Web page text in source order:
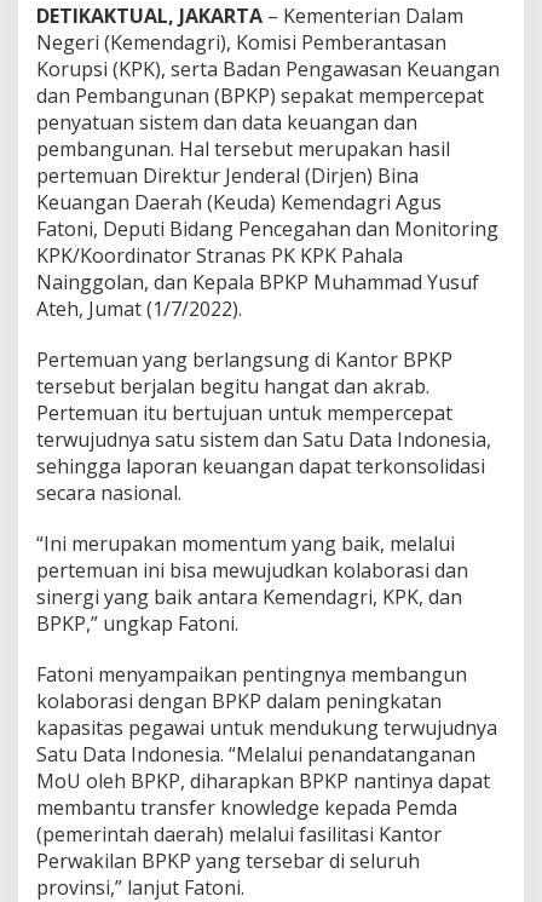
a
k
a
t
P
e
c
e
p
a
t
S
a
t
k
a
n
S
i
s
m
s
e
r
t
D
a
a
P
e
m
b
a
n
g
DETIKAKTUAL, JAKARTA – Kementerian Dalam
Negeri (Kemendagri), Komisi Pemberantasan
Korupsi (KPK), serta Badan Pengawasan Keuangan
dan Pembangunan (BPKP) sepakat mempercepat
penyatuan sistem dan data keuangan dan
pembangunan. Hal tersebut merupakan hasil
pertemuan Direktur Jenderal (Dirjen) Bina
Keuangan Daerah (Keuda) Kemendagri Agus
Fatoni, Deputi Bidang Pencegahan dan Monitoring
KPK/Koordinator Stranas PK KPK Pahala
Nainggolan, dan Kepala BPKP Muhammad Yusuf
Ateh, Jumat (1/7/2022).
Pertemuan yang berlangsung di Kantor BPKP
tersebut berjalan begitu hangat dan akrab.
Pertemuan itu bertujuan untuk mempercepat
terwujudnya satu sistem dan Satu Data Indonesia,
sehingga laporan keuangan dapat terkonsolidasi
secara nasional.
“Ini merupakan momentum yang baik, melalui
pertemuan ini bisa mewujudkan kolaborasi dan
sinergi yang baik antara Kemendagri, KPK, dan
BPKP,” ungkap Fatoni.
Fatoni menyampaikan pentingnya membangun
kolaborasi dengan BPKP dalam peningkatan
kapasitas pegawai untuk mendukung terwujudnya
Satu Data Indonesia. “Melalui penandatanganan
MoU oleh BPKP, diharapkan BPKP nantinya dapat
membantu transfer knowledge kepada Pemda
(pemerintah daerah) melalui fasilitasi Kantor
Perwakilan BPKP yang tersebar di seluruh
provinsi,” lanjut Fatoni.